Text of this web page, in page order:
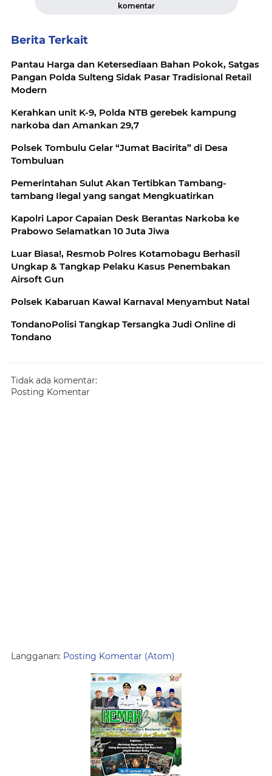
komentar
Berita Terkait
Pantau Harga dan Ketersediaan Bahan Pokok, Satgas
Pangan Polda Sulteng Sidak Pasar Tradisional Retail
Modern
Kerahkan unit K-9, Polda NTB gerebek kampung
narkoba dan Amankan 29,7
Polsek Tombulu Gelar “Jumat Bacirita” di Desa
Tombuluan
Pemerintahan Sulut Akan Tertibkan Tambang-
tambang Ilegal yang sangat Mengkuatirkan
Kapolri Lapor Capaian Desk Berantas Narkoba ke
Prabowo Selamatkan 10 Juta Jiwa
Luar Biasa!, Resmob Polres Kotamobagu Berhasil
Ungkap & Tangkap Pelaku Kasus Penembakan
Airsoft Gun
Polsek Kabaruan Kawal Karnaval Menyambut Natal
TondanoPolisi Tangkap Tersangka Judi Online di
Tondano
Tidak ada komentar:
Posting Komentar
Langganan: Posting Komentar (Atom)